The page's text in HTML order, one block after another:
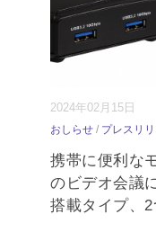
2024年02月15日
おしらせ / プレスリ
携帯に便利な
のビデオ会議
搭載タイプ、2